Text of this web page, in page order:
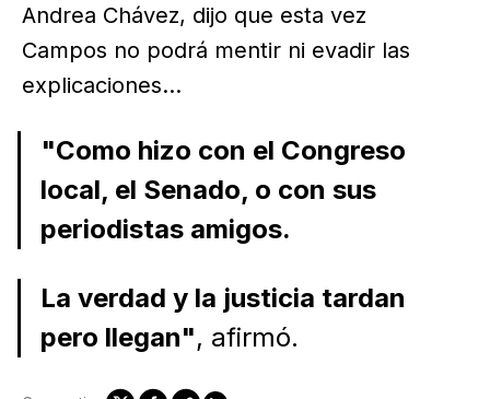
Andrea Chávez, dijo que esta vez
Campos no podrá mentir ni evadir las
explicaciones...
"Como hizo con el Congreso
local, el Senado, o con sus
periodistas amigos.
La verdad y la justicia tardan
pero llegan", afirmó.